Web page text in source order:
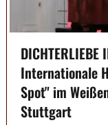
DICHTERLIEBE
Internationale
Spot" im
Stuttgart